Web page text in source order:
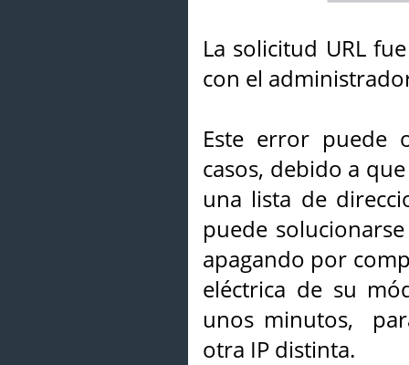
La solicitud URL
con el
Este error puede
casos, debido a
una lista de
puede
apagando por
eléctrica de su
unos minutos,
otra IP distinta.